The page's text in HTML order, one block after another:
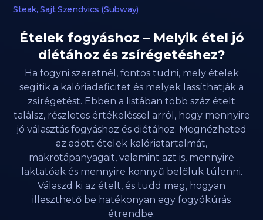
Steak, Sajt Szendvics (Subway)
Ételek fogyáshoz – Melyik étel jó
diétához és zsírégetéshez?
Ha fogyni szeretnél, fontos tudni, mely ételek
segítik a kalóriadeficitet és melyek lassíthatják a
zsírégetést. Ebben a listában több száz ételt
találsz, részletes értékeléssel arról, hogy mennyire
jó választás fogyáshoz és diétához. Megnézheted
az adott ételek kalóriatartalmát,
makrotápanyagait, valamint azt is, mennyire
laktatóak és mennyire könnyű belőlük túlenni.
Válaszd ki az ételt, és tudd meg, hogyan
illeszthető be hatékonyan egy fogyókúrás
étrendbe.